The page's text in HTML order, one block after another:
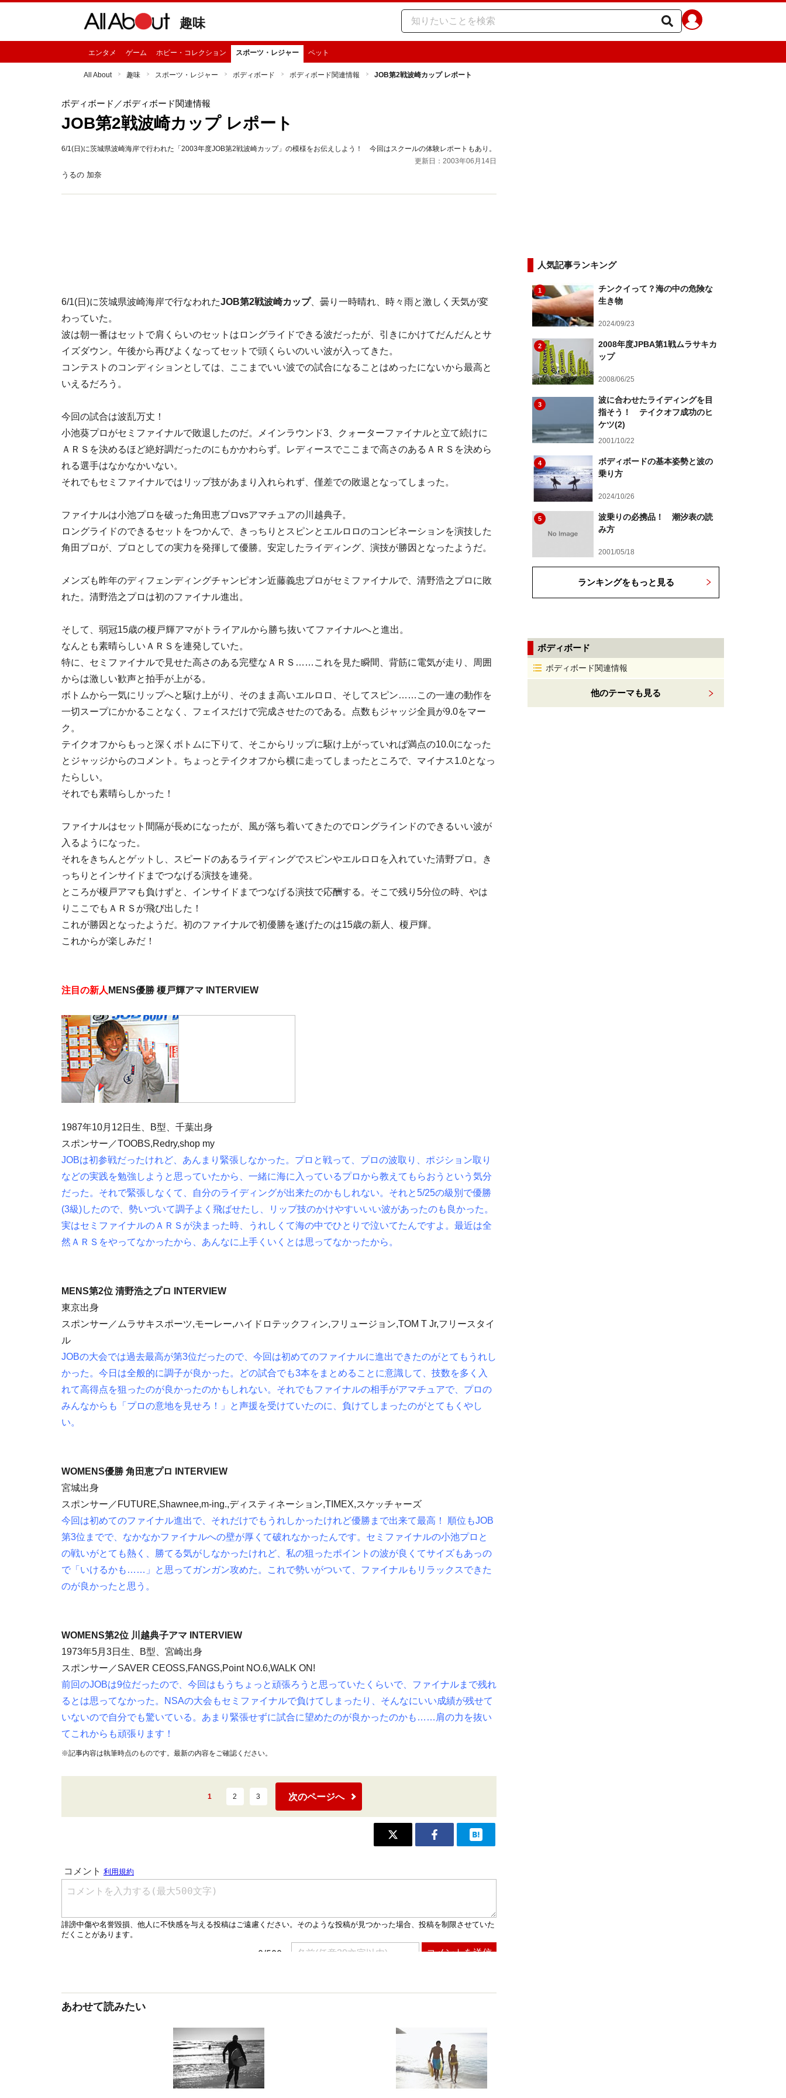
趣味
エンタメ ゲーム ホビー・コレクション スポーツ・レジャー ペット
All About 趣味 スポーツ・レジャー ボディボード ボディボード関連情報 JOB第2戦波崎カップ レポート
ボディボード ／ボディボード関連情報
JOB第2戦波崎カップ レポート
6/1(日)に茨城県波崎海岸で行われた「2003年度JOB第2戦波崎カップ」の模様をお伝えしよう！ 今回はスクールの体験レポートもあり。
更新日：2003年06月14日
うるの 加奈
6/1(日)に茨城県波崎海岸で行なわれたJOB第2戦波崎カップ、曇り一時晴れ、時々雨と激しく天気が変
わっていた。
波は朝一番はセットで肩くらいのセットはロングライドできる波だったが、引きにかけてだんだんとサ
イズダウン。午後から再びよくなってセットで頭くらいのいい波が入ってきた。
コンテストのコンディションとしては、ここまでいい波での試合になることはめったにないから最高と
いえるだろう。
今回の試合は波乱万丈！
小池葵プロがセミファイナルで敗退したのだ。メインラウンド3、クォーターファイナルと立て続けに
ＡＲＳを決めるほど絶好調だったのにもかかわらず。レディースでここまで高さのあるＡＲＳを決めら
れる選手はなかなかいない。
それでもセミファイナルではリップ技があまり入れられず、僅差での敗退となってしまった。
ファイナルは小池プロを破った角田恵プロvsアマチュアの川越典子。
ロングライドのできるセットをつかんで、きっちりとスピンとエルロロのコンビネーションを演技した
角田プロが、プロとしての実力を発揮して優勝。安定したライディング、演技が勝因となったようだ。
メンズも昨年のディフェンディングチャンピオン近藤義忠プロがセミファイナルで、清野浩之プロに敗
れた。清野浩之プロは初のファイナル進出。
そして、弱冠15歳の榎戸輝アマがトライアルから勝ち抜いてファイナルへと進出。
なんとも素晴らしいＡＲＳを連発していた。
特に、セミファイナルで見せた高さのある完璧なＡＲＳ……これを見た瞬間、背筋に電気が走り、周囲
からは激しい歓声と拍手が上がる。
ボトムから一気にリップへと駆け上がり、そのまま高いエルロロ、そしてスピン……この一連の動作を
一切スープにかかることなく、フェイスだけで完成させたのである。点数もジャッジ全員が9.0をマー
ク。
テイクオフからもっと深くボトムに下りて、そこからリップに駆け上がっていれば満点の10.0になった
とジャッジからのコメント。ちょっとテイクオフから横に走ってしまったところで、マイナス1.0となっ
たらしい。
それでも素晴らしかった！
ファイナルはセット間隔が長めになったが、風が落ち着いてきたのでロングラインドのできるいい波が
入るようになった。
それをきちんとゲットし、スピードのあるライディングでスピンやエルロロを入れていた清野プロ。き
っちりとインサイドまでつなげる演技を連発。
ところが榎戸アマも負けずと、インサイドまでつなげる演技で応酬する。そこで残り5分位の時、やは
りここでもＡＲＳが飛び出した！
これが勝因となったようだ。初のファイナルで初優勝を遂げたのは15歳の新人、榎戸輝。
これからが楽しみだ！
注目の新人 MENS優勝 榎戸輝アマ INTERVIEW
1987年10月12日生、B型、千葉出身
スポンサー／TOOBS,Redry,shop my
JOBは初参戦だったけれど、あんまり緊張しなかった。プロと戦って、プロの波取り、ポジション取り
などの実践を勉強しようと思っていたから、一緒に海に入っているプロから教えてもらおうという気分
だった。それで緊張しなくて、自分のライディングが出来たのかもしれない。それと5/25の級別で優勝
(3級)したので、勢いづいて調子よく飛ばせたし、リップ技のかけやすいいい波があったのも良かった。
実はセミファイナルのＡＲＳが決まった時、うれしくて海の中でひとりで泣いてたんですよ。最近は全
然ＡＲＳをやってなかったから、あんなに上手くいくとは思ってなかったから。
MENS第2位 清野浩之プロ INTERVIEW
東京出身
スポンサー／ムラサキスポーツ,モーレー,ハイドロテックフィン,フリュージョン,TOM T Jr,フリースタイ
ル
JOBの大会では過去最高が第3位だったので、今回は初めてのファイナルに進出できたのがとてもうれし
かった。今日は全般的に調子が良かった。どの試合でも3本をまとめることに意識して、技数を多く入
れて高得点を狙ったのが良かったのかもしれない。それでもファイナルの相手がアマチュアで、プロの
みんなからも「プロの意地を見せろ！」と声援を受けていたのに、負けてしまったのがとてもくやし
い。
WOMENS優勝 角田恵プロ INTERVIEW
宮城出身
スポンサー／FUTURE,Shawnee,m-ing.,ディスティネーション,TIMEX,スケッチャーズ
今回は初めてのファイナル進出で、それだけでもうれしかったけれど優勝まで出来て最高！ 順位もJOB
第3位までで、なかなかファイナルへの壁が厚くて破れなかったんです。セミファイナルの小池プロと
の戦いがとても熱く、勝てる気がしなかったけれど、私の狙ったポイントの波が良くてサイズもあっの
で「いけるかも……」と思ってガンガン攻めた。これで勢いがついて、ファイナルもリラックスできた
のが良かったと思う。
WOMENS第2位 川越典子アマ INTERVIEW
1973年5月3日生、B型、宮崎出身
スポンサー／SAVER CEOSS,FANGS,Point NO.6,WALK ON!
前回のJOBは9位だったので、今回はもうちょっと頑張ろうと思っていたくらいで、ファイナルまで残れ
るとは思ってなかった。NSAの大会もセミファイナルで負けてしまったり、そんなにいい成績が残せて
いないので自分でも驚いている。あまり緊張せずに試合に望めたのが良かったのかも……肩の力を抜い
てこれからも頑張ります！
※記事内容は執筆時点のものです。最新の内容をご確認ください。
1 2 3 次のページへ
あわせて読みたい
人気記事ランキング
1
チンクイって？海の中の危険な
生き物
2024/09/23
2
2008年度JPBA第1戦ムラサキカ
ップ
2008/06/25
3
波に合わせたライディングを目
指そう！ テイクオフ成功のヒ
ケツ(2)
2001/10/22
4
ボディボードの基本姿勢と波の
乗り方
2024/10/26
5
波乗りの必携品！ 潮汐表の読
み方
2001/05/18
ランキングをもっと見る
ボディボード
ボディボード関連情報
他のテーマも見る